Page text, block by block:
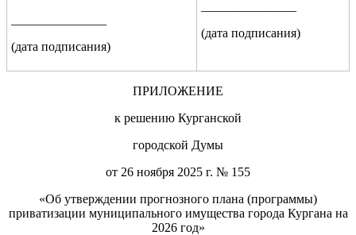
(дата подписания)
(дата подписания)
ПРИЛОЖЕНИЕ
к решению Курганской
городской Думы
от 26 ноября 2025 г. № 155
«Об утверждении прогнозного плана (программы)
приватизации муниципального имущества города Кургана на
2026 год»